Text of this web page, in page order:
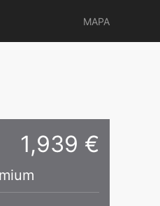
MAPA
1,939 €